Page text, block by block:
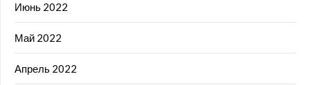
Июнь 2022
Май 2022
Апрель 2022